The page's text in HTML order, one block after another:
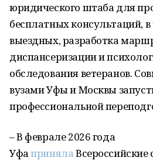
юридического штаба для
бесплатных консультаций,
выездных, разработка
диспансеризации и
обследования ветеранов.
вузами Уфы и Москвы
профессиональной
– В феврале 2026 года
Уфаприняла